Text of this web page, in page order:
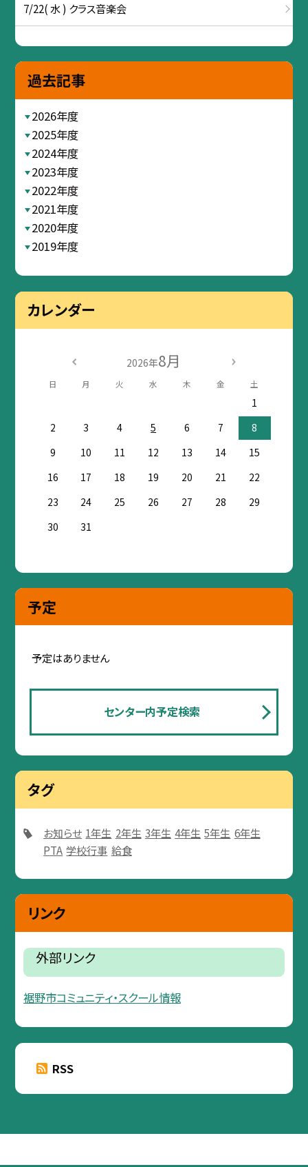
7/22( 水 ) クラス音楽会
過去記事
2026年度
2025年度
2024年度
2023年度
2022年度
2021年度
2020年度
2019年度
カレンダー
2026年8月
日 月 火 水 木 金 土
1
2
3 4 5 6 7
8
9
10 11 12 13 14
15
16
17 18 19 20 21
22
23
24 25 26 27 28
29
30
31
予定
予定はありません
センター内予定検索
タグ
お知らせ 1年生 2年生 3年生 4年生 5年生 6年生
PTA 学校行事 給食
リンク
外部リンク
裾野市コミュニティ・スクール情報
RSS